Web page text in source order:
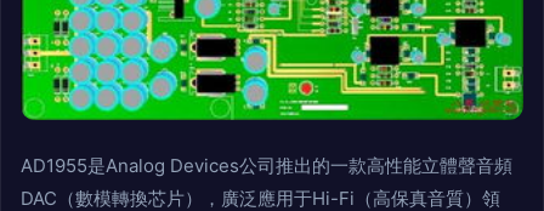
AD1955是Analog Devices公司推出的一款高性能立體聲音頻
DAC（數模轉換芯片），廣泛應用于Hi-Fi（高保真音質）領